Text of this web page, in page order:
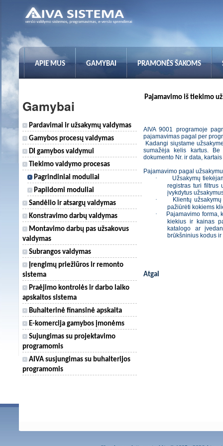
APIE MUS GAMYBAI PRAMONĖS ŠAKOMS
Gamybai
Pardavimai ir užsakymų valdymas
Gamybos procesų valdymas
DI gamybos valdymui
Tiekimo valdymo procesas
Pagrindiniai moduliai
Papildomi moduliai
Sandėlio ir atsargų valdymas
Konstravimo darbų valdymas
Montavimo darbų pas užsakovus
valdymas
Subrangos valdymas
Įrengimų priežiūros ir remonto
sistema
Praėjimo kontrolės ir darbo laiko
apskaitos sistema
Buhalterinė finansinė apskaita
E-komercija gamybos įmonėms
Sujungimas su projektavimo
programomis
AIVA susjungimas su buhalterijos
programomis
Pajamavimo iš tiekimo
AIVA 9001 programoje
pajamavimas pagal per
Kadangi siųstame
sumažėja kelis kartus.
dokumento Nr. ir data,
Pajamavimo pagal
·
Užsakymų
registras turi filtrus
įvykdytus
·
Klientų
pažiūrėti kokiems
·
Pajamavimo forma,
kiekius ir kainas
katalogo ar
brūkšninius kodus
Atgal